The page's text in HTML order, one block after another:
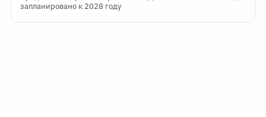
запланировано к 2028 году